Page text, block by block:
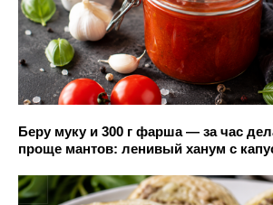
Беру муку и 300 г фарша — за час
проще мантов: ленивый ханум с